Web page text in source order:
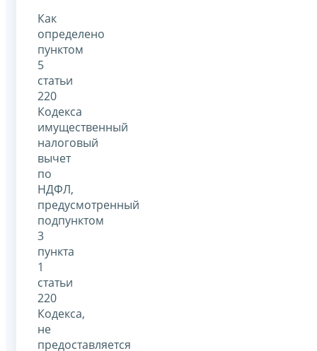
Как
определено
пунктом
5
статьи
220
Кодекса
имущественный
налоговый
вычет
по
НДФЛ,
предусмотренный
подпунктом
3
пункта
1
статьи
220
Кодекса,
не
предоставляется